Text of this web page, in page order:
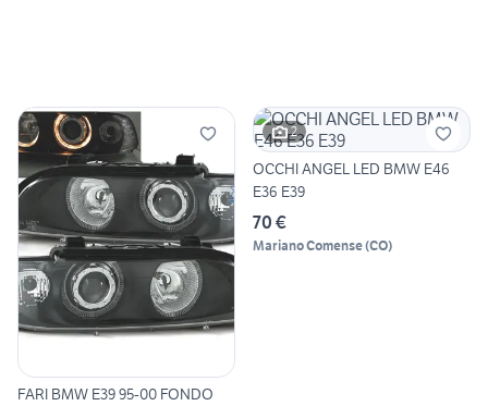
FARI BMW E39 95-00 FONDO
2
OCCHI ANGEL LED BMW E46
E36 E39
70 €
Mariano Comense(CO)